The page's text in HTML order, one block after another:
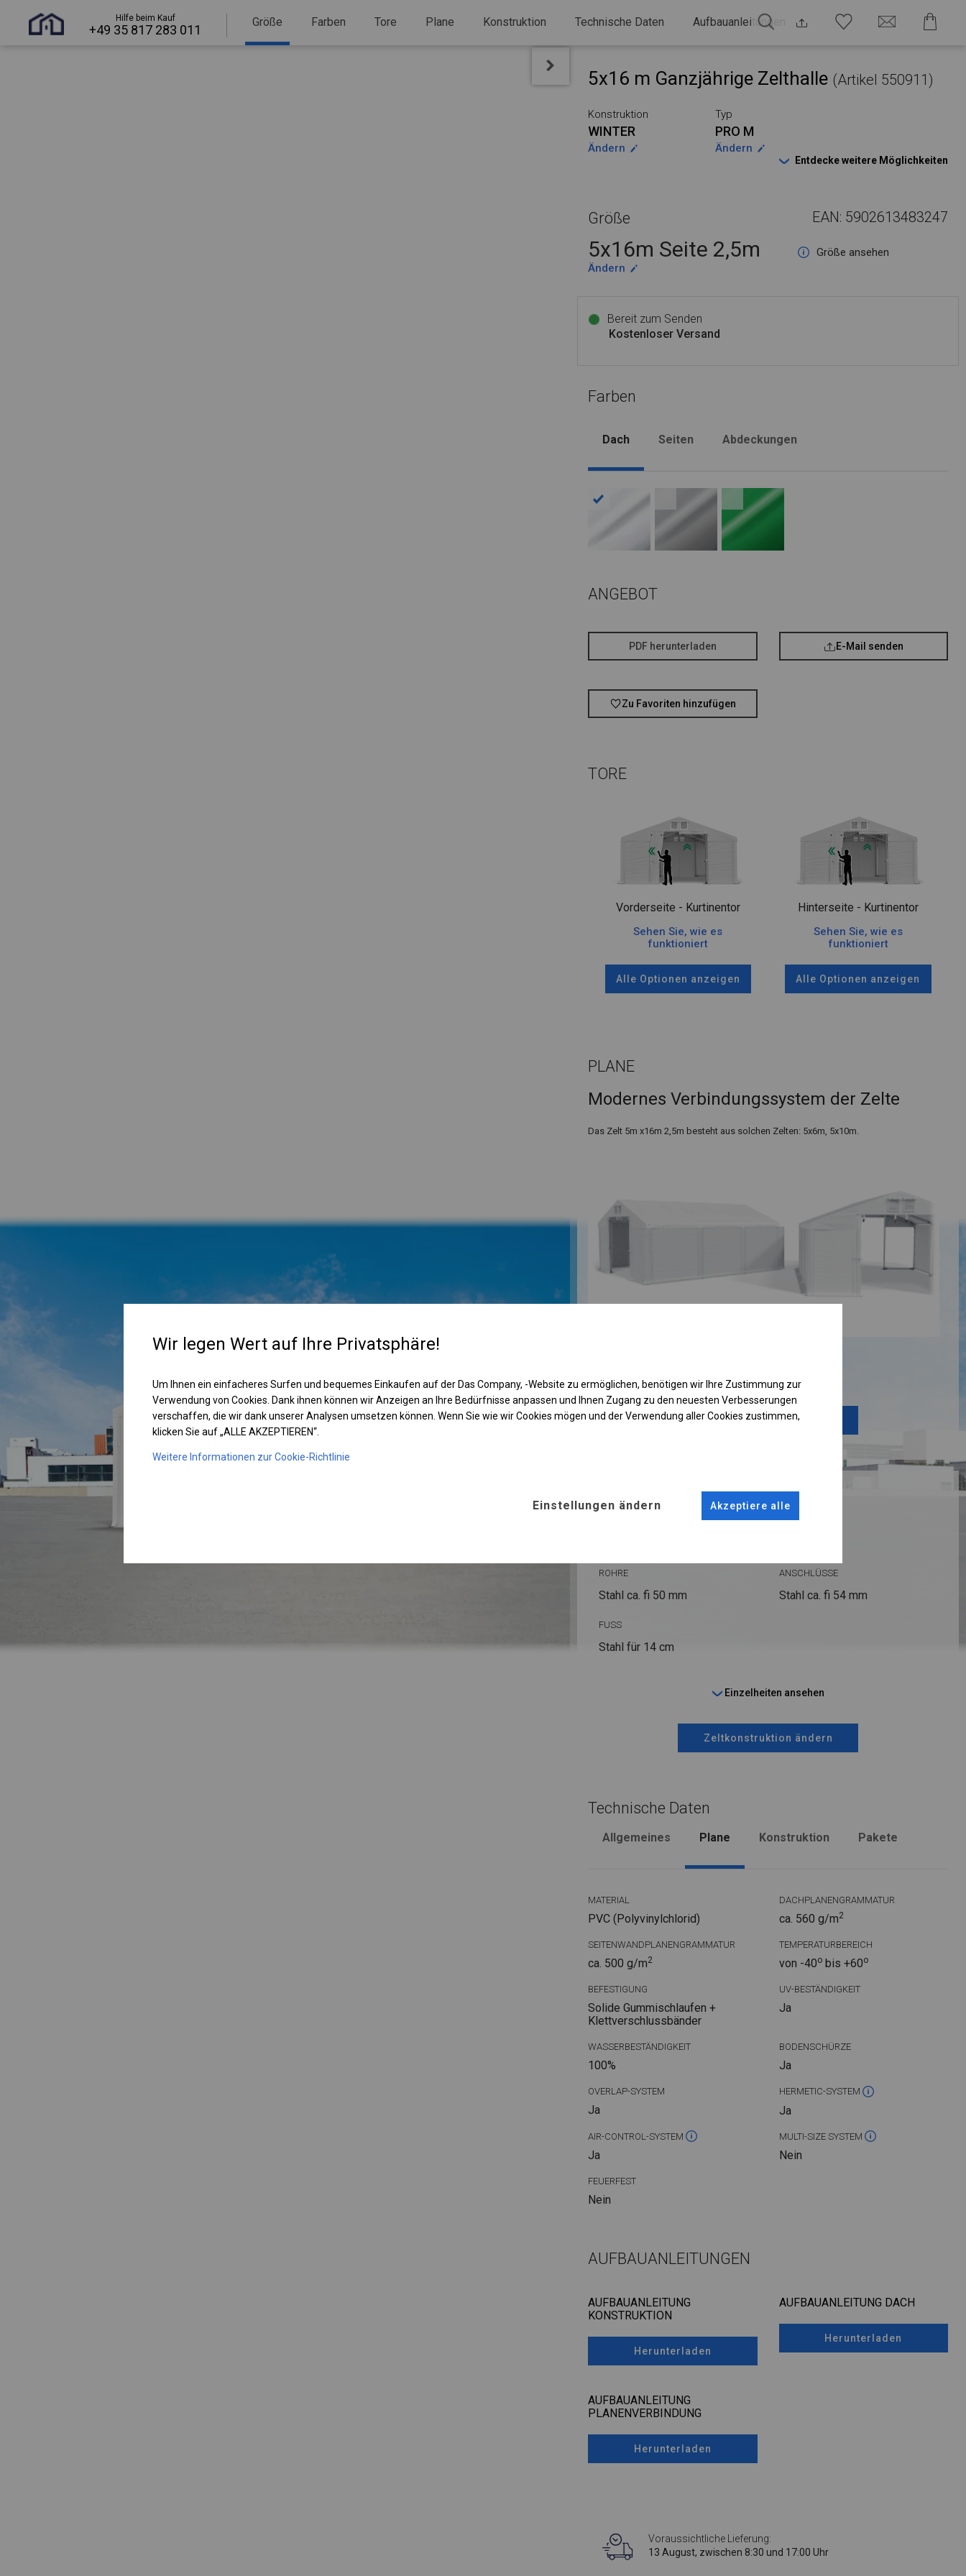
Hilfe beim Kauf
+49 35 817 283 011
Größe Farben Tore Plane Konstruktion Technische Daten Aufbauanleitungen
5x16 m Ganzjährige Zelthalle (Artikel 550911)
Konstruktion
WINTER
Ändern
Typ
PRO M
Ändern
Entdecke weitere Möglichkeiten
Größe EAN: 5902613483247
5x16m Seite 2,5m
Größe ansehen
Ändern
Bereit zum Senden
Kostenloser Versand
Farben
Dach Seiten Abdeckungen
ANGEBOT
PDF herunterladen E-Mail senden
Zu Favoriten hinzufügen
TORE
Vorderseite - Kurtinentor
Sehen Sie, wie es
funktioniert
Alle Optionen anzeigen
Hinterseite - Kurtinentor
Sehen Sie, wie es
funktioniert
Alle Optionen anzeigen
PLANE
Modernes Verbindungssystem der Zelte
Das Zelt 5m x16m 2,5m besteht aus solchen Zelten: 5x6m, 5x10m.
Plane ändern
KONSTRUKTION
ROHRE
Stahl ca. fi 50 mm
ANSCHLÜSSE
Stahl ca. fi 54 mm
FUSS
Stahl für 14 cm
Einzelheiten ansehen
Zeltkonstruktion ändern
Technische Daten
Allgemeines Plane Konstruktion Pakete
MATERIAL
PVC (Polyvinylchlorid)
DACHPLANENGRAMMATUR
ca. 560 g/m2
SEITENWANDPLANENGRAMMATUR
ca. 500 g/m2
TEMPERATURBEREICH
von -40obis +60o
BEFESTIGUNG
Solide Gummischlaufen +
Klettverschlussbänder
UV-BESTÄNDIGKEIT
Ja
WASSERBESTÄNDIGKEIT
100%
BODENSCHÜRZE
Ja
OVERLAP-SYSTEM
Ja
HERMETIC-SYSTEM
Ja
AIR-CONTROL-SYSTEM
Ja
MULTI-SIZE SYSTEM
Nein
FEUERFEST
Nein
AUFBAUANLEITUNGEN
AUFBAUANLEITUNG
KONSTRUKTION
Herunterladen
AUFBAUANLEITUNG DACH
Herunterladen
AUFBAUANLEITUNG
PLANENVERBINDUNG
Herunterladen
Voraussichtliche Lieferung:
13 August, zwischen 8:30 und 17:00 Uhr
Wir legen Wert auf Ihre Privatsphäre!
Um Ihnen ein einfacheres Surfen und bequemes Einkaufen auf der Das Company, -Website zu ermöglichen, benötigen wir Ihre Zustimmung zur
Verwendung von Cookies. Dank ihnen können wir Anzeigen an Ihre Bedürfnisse anpassen und Ihnen Zugang zu den neuesten Verbesserungen
verschaffen, die wir dank unserer Analysen umsetzen können. Wenn Sie wie wir Cookies mögen und der Verwendung aller Cookies zustimmen,
klicken Sie auf „ALLE AKZEPTIEREN“.
Weitere Informationen zur Cookie-Richtlinie
Einstellungen ändern Akzeptiere alle